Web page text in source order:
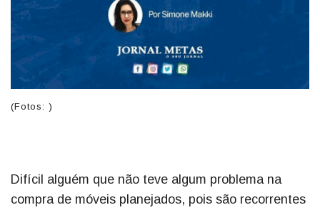
(Fotos: )
Difícil alguém que não teve algum problema na
compra de móveis planejados, pois são recorrentes